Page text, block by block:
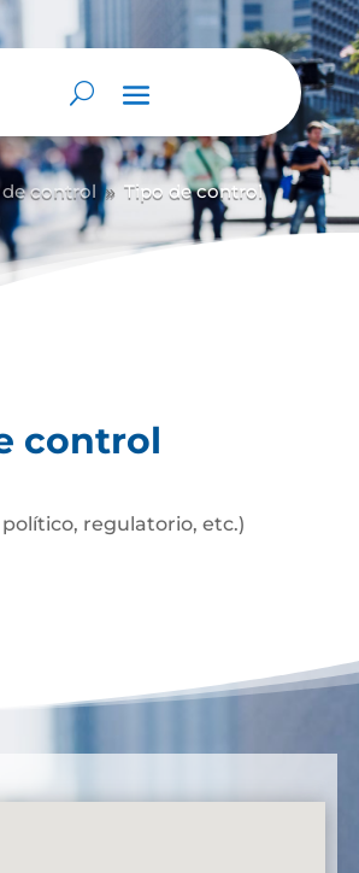
control 9 Tipo de control
control
político, regulatorio, etc.)